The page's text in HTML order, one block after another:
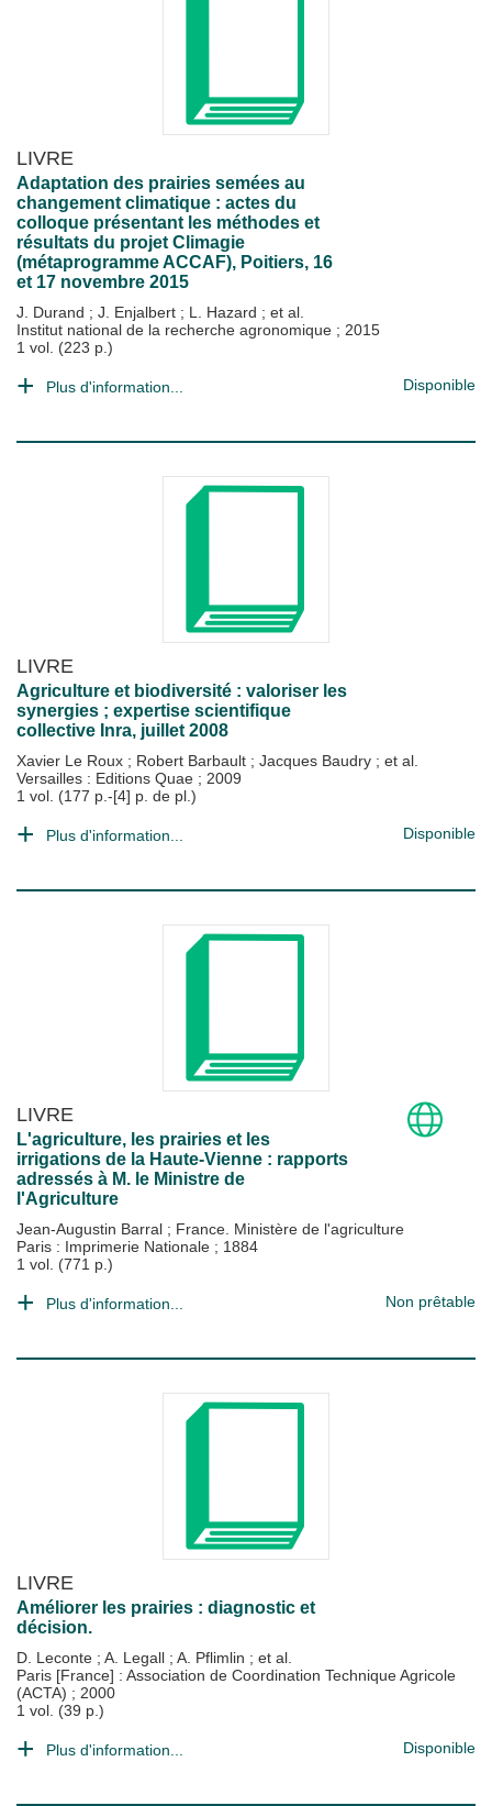
LIVRE
Adaptation des prairies semées au
changement climatique : actes du
colloque présentant les méthodes et
résultats du projet Climagie
(métaprogramme ACCAF), Poitiers, 16
et 17 novembre 2015
J. Durand ; J. Enjalbert ; L. Hazard ; et al.
Institut national de la recherche agronomique ; 2015
1 vol. (223 p.)
Plus d'information... Disponible
LIVRE
Agriculture et biodiversité : valoriser les
synergies ; expertise scientifique
collective Inra, juillet 2008
Xavier Le Roux ; Robert Barbault ; Jacques Baudry ; et al.
Versailles : Editions Quae ; 2009
1 vol. (177 p.-[4] p. de pl.)
Plus d'information... Disponible
LIVRE
L'agriculture, les prairies et les
irrigations de la Haute-Vienne : rapports
adressés à M. le Ministre de
l'Agriculture
Jean-Augustin Barral ; France. Ministère de l'agriculture
Paris : Imprimerie Nationale ; 1884
1 vol. (771 p.)
Plus d'information... Non prêtable
LIVRE
Améliorer les prairies : diagnostic et
décision.
D. Leconte ; A. Legall ; A. Pflimlin ; et al.
Paris [France] : Association de Coordination Technique Agricole
(ACTA) ; 2000
1 vol. (39 p.)
Plus d'information... Disponible